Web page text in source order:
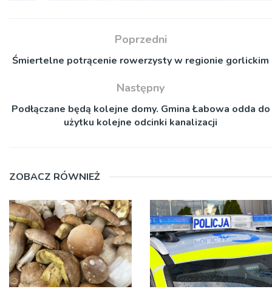
Poprzedni
Śmiertelne potrącenie rowerzysty w regionie gorlickim
Następny
Podłączane będą kolejne domy. Gmina Łabowa odda do
użytku kolejne odcinki kanalizacji
ZOBACZ RÓWNIEŻ